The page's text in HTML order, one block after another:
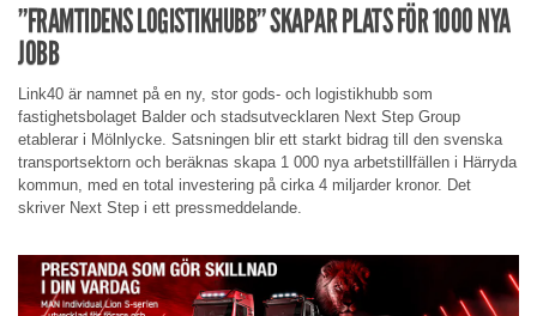
”FRAMTIDENS LOGISTIKHUBB” SKAPAR PLATS FÖR 1000 NYA
JOBB
Link40 är namnet på en ny, stor gods- och logistikhubb som
fastighetsbolaget Balder och stadsutvecklaren Next Step Group
etablerar i Mölnlycke. Satsningen blir ett starkt bidrag till den svenska
transportsektorn och beräknas skapa 1 000 nya arbetstillfällen i Härryda
kommun, med en total investering på cirka 4 miljarder kronor. Det
skriver Next Step i ett pressmeddelande.